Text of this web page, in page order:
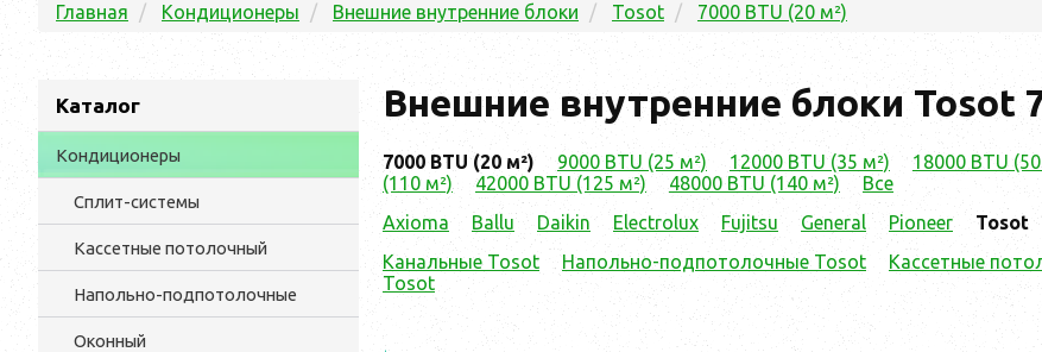
Главная Кондиционеры Внешние внутренние блоки Tosot 7000 BTU (20 м²)
Каталог
Кондиционеры
Сплит-системы
Кассетные потолочный
Напольно-подпотолочные
Оконный
Внешние внутренние блоки Tosot
7000 BTU (20 м²) 9000 BTU (25 м²) 12000 BTU (35 м²) 18000 BTU
(110 м²)
42000 BTU (125 м²) 48000 BTU (140 м²)
Все
Axioma
Ballu Daikin Electrolux Fujitsu General Pioneer Tosot
Канальные Tosot
Напольно-подпотолочные Tosot Кассетные
Tosot